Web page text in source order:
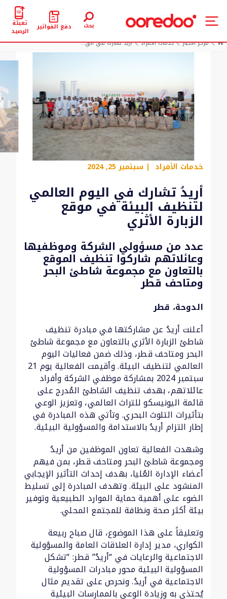
بحث دفع الفواتير تعبئة
الرصيد
مركز الأخبار
خدمات الأفراد أريدُ تشارك في الي...
خدمات الأفراد | سبتمبر 25, 2024
أريدُ تشارك في اليوم العالمي
لتنظيف البيئة في موقع
الزبارة الأثري
عدد من مسؤولي الشركة وموظفيها
وعائلاتهم شاركوا تنظيف الموقع
بالتعاون مع مجموعة شاطئ البحر
ومتاحف قطر
الدوحة، قطر
أعلنت أريدُ عن مشاركتها في مبادرة تنظيف
شاطئ الزبارة الأثري بالتعاون مع مجموعة شاطئ
البحر ومتاحف قطر، وذلك ضمن فعاليات اليوم
العالمي لتنظيف البيئة. وأقيمت الفعالية يوم 21
سبتمبر 2024 بمشاركة موظفي الشركة وأفراد
عائلاتهم، بهدف تنظيف الشاطئ المُدرج على
قائمة اليونيسكو للتراث العالمي، وتعزيز الوعي
بتأثيرات التلوث البحري. وتأتي هذه المبادرة في
إطار التزام أريدُ بالاستدامة والمسؤولية البيئية.
وشهدت الفعالية تعاون الموظفين من أريدُ
ومجموعة شاطئ البحر ومتاحف قطر، بمن فيهم
أعضاء الإدارة العُليا، بهدف إحداث التأثير الإيجابي
المنشود على البيئة. وتهدف المبادرة إلى تسليط
الضوء على أهمية حماية الموارد الطبيعية وتوفير
بيئة أكثر صحة ونظافة للمجتمع المحلي.
وتعليقاً على هذا الموضوع، قال صباح ربيعة
الكواري، مدير إدارة العلاقات العامة والمسؤولية
الاجتماعية والرعايات في “أريدُ” قطر: “تشكل
المسؤولية البيئية محور مبادرات المسؤولية
الاجتماعية في أريدُ. ونحرص على تقديم مثال
يُحتذى به وزيادة الوعي بالممارسات البيئية